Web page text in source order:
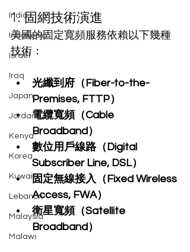
India
Indonesia
Israel
Iraq
Japan
Jordan
Kenya
Korea
Kuwait
Lebanon
Malaysia
Malawi
1. 固網技術演進
美國的固定寬頻服務依賴以下幾種
技術：
光纖到府（Fiber-to-the-
Premises, FTTP）
電纜寬頻（Cable
Broadband）
數位用戶線路（Digital
Subscriber Line, DSL）
固定無線接入（Fixed Wireless
Access, FWA）
衛星寬頻（Satellite
Broadband）